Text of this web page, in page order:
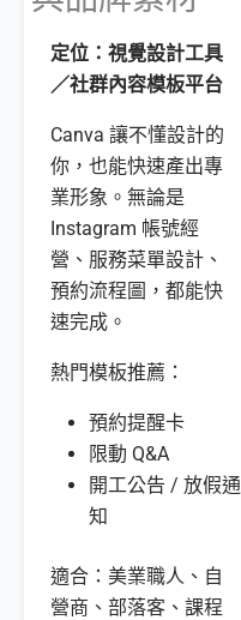
定位：視覺設計工具
／社群內容模板平台
Canva 讓不懂設計的
你，也能快速產出專
業形象。無論是
Instagram 帳號經
營、服務菜單設計、
預約流程圖，都能快
速完成。
熱門模板推薦：
預約提醒卡
限動 Q&A
開工公告 / 放假通
知
適合：美業職人、自
營商、部落客、課程